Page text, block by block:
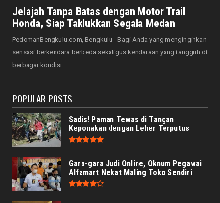
Saat Amal Masjid Keliru, Nasib Negeri
Mengharu-biru
August 07, 2026
Honda CUV e: Motor Listrik Canggih, Penuh
Jelajah Tanpa Batas dengan Motor Trail
Honda, Siap Taklukkan Segala Medan
PedomanBengkulu.com, Bengkulu - Bagi Anda yang menginginkan
sensasi berkendara berbeda sekaligus kendaraan yang tangguh di
berbagai kondisi...
POPULAR POSTS
Sadis! Paman Tewas di Tangan
Keponakan dengan Leher Terputus
Gara-gara Judi Online, Oknum Pegawai
Alfamart Nekat Maling Toko Sendiri